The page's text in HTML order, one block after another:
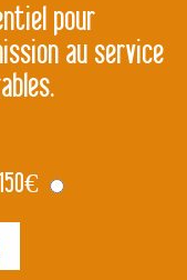
pour
au service
150€